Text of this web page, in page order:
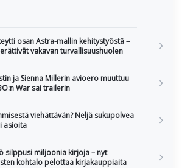
osan Astra-mallin kehitystyöstä –
vakavan turvallisuushuolen
ja Sienna Millerin avioero muuttuu
War sai trailerin
viehättävän? Neljä sukupolvea
asioita
silppusi miljoonia kirjoja – nyt
kohtalo pelottaa kirjakauppiaita